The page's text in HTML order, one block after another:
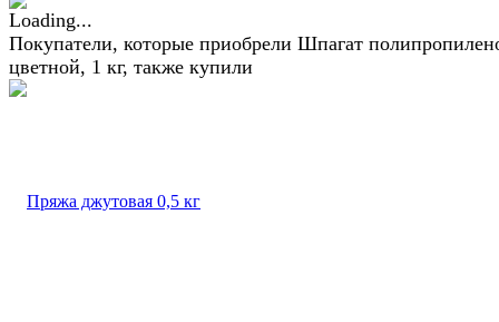
Покупатели, которые приобрели Шпагат
цветной, 1 кг, также купили